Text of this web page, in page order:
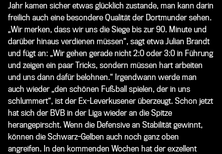
Jahr kamen sicher etwas glücklich zustande, man kann darin
freilich auch eine besondere Qualität der Dortmunder sehen.
„Wir merken, dass wir uns die Siege bis zur 90. Minute und
darüber hinaus verdienen müssen“, sagt etwa Julian Brandt
und fügt an: „Wir gehen gerade nicht 2:0 oder 3:0 in Führung
und zeigen ein paar Tricks, sondern müssen hart arbeiten
und uns dann dafür belohnen.“ Irgendwann werde man
auch wieder „den schönen Fußball spielen, der in uns
schlummert“, ist der Ex-Leverkusener überzeugt. Schon jetzt
hat sich der BVB in der Liga wieder an die Spitze
herangepirscht. Wenn die Defensive an Stabilität gewinnt,
können die Schwarz-Gelben auch noch ganz oben
angreifen. In den kommenden Wochen hat der exzellent